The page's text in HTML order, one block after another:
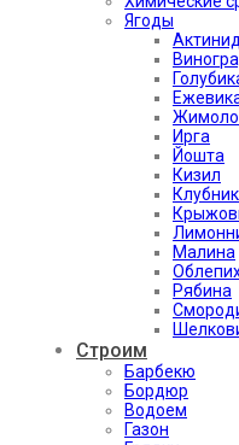
Ягоды
Ирга
Йошта
Кизил
Малина
Рябина
Строим
Барбекю
Бордюр
Водоем
Газон